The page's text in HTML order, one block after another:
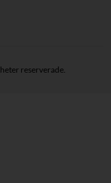
reserverade.